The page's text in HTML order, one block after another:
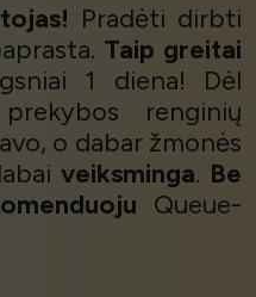
Pradėti dirbti
Taip greitai
1 diena! Dėl
renginių
o dabar žmonės
veiksminga. Be
Queue-